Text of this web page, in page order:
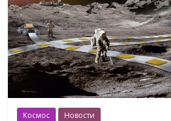
Космос Новости